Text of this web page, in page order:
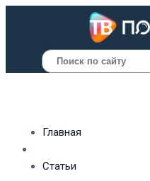
Поиск
Главная
Статьи